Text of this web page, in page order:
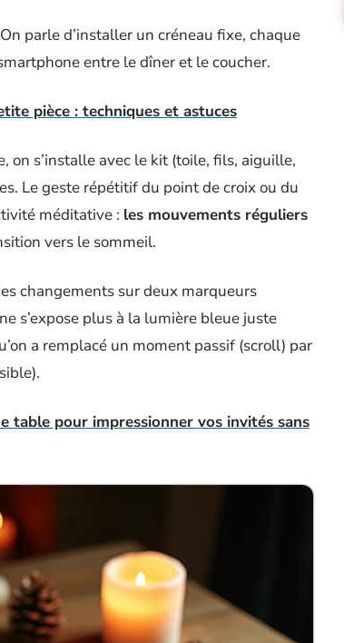
parle d’installer un créneau fixe, chaque
entre le dîner et le coucher.
pièce : techniques et astuces
on s’installe avec le kit (toile, fils, aiguille,
Le geste répétitif du point de croix ou du
méditative : les mouvements réguliers
vers le sommeil.
changements sur deux marqueurs
s’expose plus à la lumière bleue juste
a remplacé un moment passif (scroll) par
table pour impressionner vos invités sans